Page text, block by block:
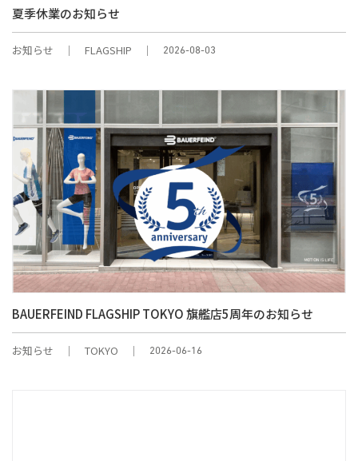
夏季休業のお知らせ
お知らせ FLAGSHIP 2026-08-03
BAUERFEIND FLAGSHIP TOKYO 旗艦店5周年のお知らせ
お知らせ TOKYO 2026-06-16